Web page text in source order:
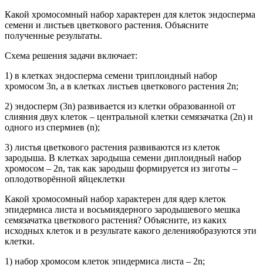
Какой хромосомный набор характерен для клеток эндосперма
семени и листьев цветкового растения. Объясните
полученные результаты.
Схема решения задачи включает:
1) в клетках эндосперма семени триплоидный набор
хромосом 3n, а в клетках листьев цветкового растения 2n;
2) эндосперм (3n) развивается из клетки образованной от
слияния двух клеток – центральной клетки семязачатка (2n) и
одного из спермиев (n);
3) листья цветкового растения развиваются из клеток
зародыша. В клетках зародыша семени диплоидный набор
хромосом – 2n, так как зародыш формируется из зиготы –
оплодотворённой яйцеклетки
Какой хромосомный набор характерен для ядер клеток
эпидермиса листа и восьмиядерного зародышевого мешка
семязачатка цветкового растения? Объясните, из каких
исходных клеток и в результате какого деленияобразуются эти
клетки.
1) набор хромосом клеток эпидермиса листа – 2n;